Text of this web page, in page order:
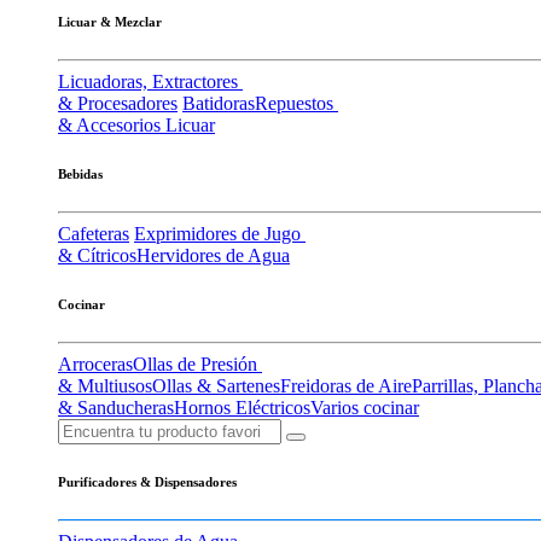
Licuar & Mezclar
Licuadoras, Extractores
& Procesadores BatidorasRepuestos
& Accesorios Licuar
Bebidas
Cafeteras Exprimidores de Jugo
& CítricosHervidores de Agua
Cocinar
ArrocerasOllas de Presión
& MultiusosOllas & SartenesFreidoras de AireParrillas,
& SanducherasHornos EléctricosVarios cocinar
Purificadores & Dispensadores